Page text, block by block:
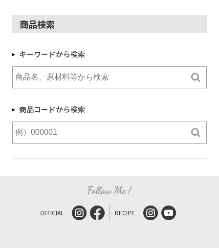
商品検索
キーワードから検索
商品コードから検索
OFFICIAL RECIPE